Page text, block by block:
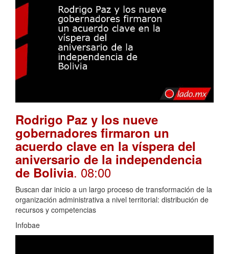
Rodrigo Paz y los nueve
gobernadores firmaron un
acuerdo clave en la víspera del
aniversario de la independencia
de Bolivia. 08:00
Buscan dar inicio a un largo proceso de transformación de la
organización administrativa a nivel territorial: distribución de
recursos y competencias
Infobae